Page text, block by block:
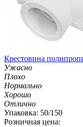
Крестовина
Ужасно
Плохо
Нормально
Хорошо
Отлично
Упаковка: 50/150
Розничная цена: